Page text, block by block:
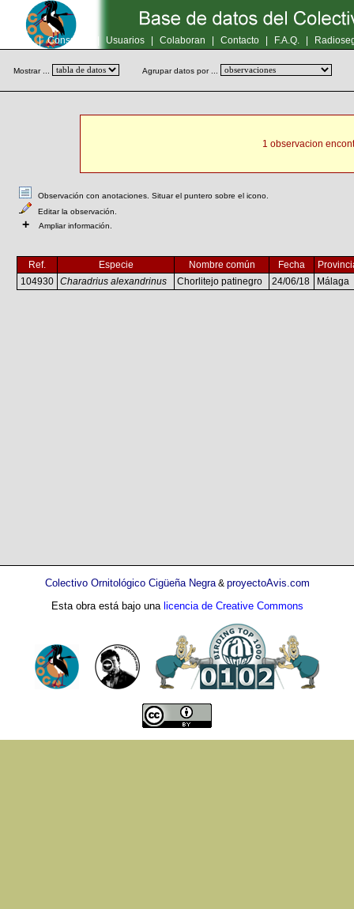
Inicio | Consultas Usuarios Colaboran Contacto F.A.Q.
Mostrar ... Agrupar datos por ...
1 observacion
Observación con anotaciones. Situar el puntero sobre el icono.
Editar la observación.
+ Ampliar información.
Ref. Especie Nombre común Fecha
104930 Charadrius alexandrinus Chorlitejo patinegro 24/06/18 Málaga
Colectivo Ornitológico Cigüeña Negra& proyectoAvis.com
Esta obra está bajo una licencia de Creative Commons